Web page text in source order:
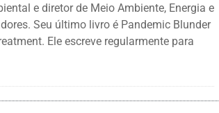
e diretor de Meio Ambiente, Energia e
Seu último livro é Pandemic Blunder
Ele escreve regularmente para